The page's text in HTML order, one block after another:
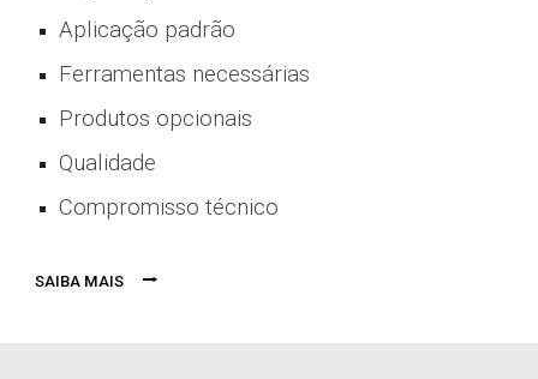
Aplicação padrão
Ferramentas necessárias
Produtos opcionais
Qualidade
Compromisso técnico
SAIBA MAIS ⭢